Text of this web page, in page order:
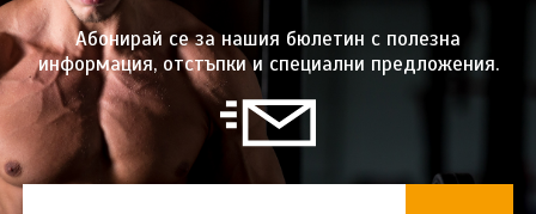
Абонирай се за нашия бюлетин с полезна
информация, отстъпки и специални предложения.